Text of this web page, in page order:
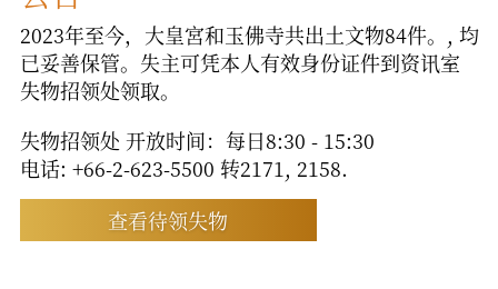
2023年至今，大皇宮和玉佛寺共出土文物84件。, 均
已妥善保管。失主可凭本人有效身份证件到资讯室
失物招领处领取。
失物招领处 开放时间：每日8:30 - 15:30
电话: +66-2-623-5500 转2171, 2158.
查看待领失物